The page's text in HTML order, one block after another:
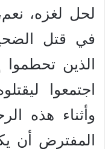
لحل لغزه،
في قتل
الذين
اجتمعوا
وأثناء هذه
المفترض أن